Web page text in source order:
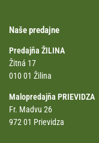
Naše predajne
Predajňa ŽILINA
Žitná 17
010 01 Žilina
Malopredajňa PRIEVIDZA
Fr. Madvu 26
972 01 Prievidza